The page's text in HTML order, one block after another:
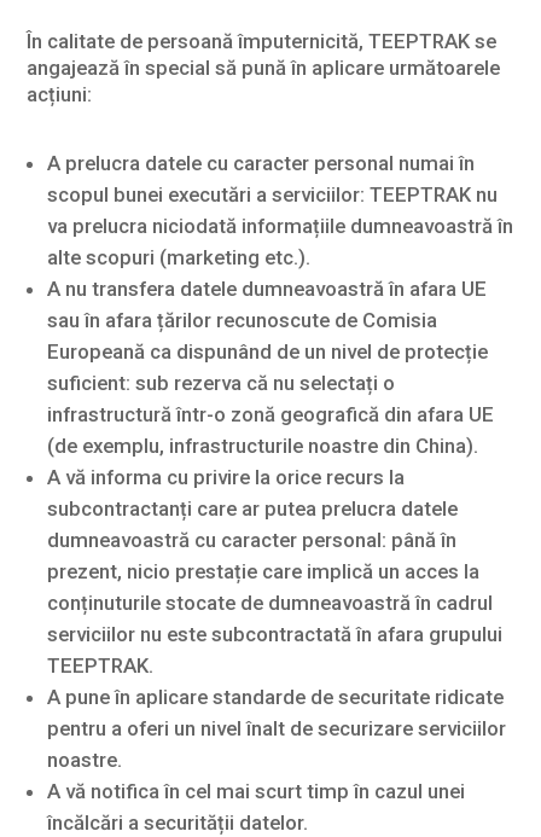
În calitate de persoană împuternicită, TEEPTRAK se
angajează în special să pună în aplicare următoarele
acțiuni:
A prelucra datele cu caracter personal numai în
scopul bunei executări a serviciilor: TEEPTRAK nu
va prelucra niciodată informațiile dumneavoastră în
alte scopuri (marketing etc.).
A nu transfera datele dumneavoastră în afara UE
sau în afara țărilor recunoscute de Comisia
Europeană ca dispunând de un nivel de protecție
suficient: sub rezerva că nu selectați o
infrastructură într-o zonă geografică din afara UE
(de exemplu, infrastructurile noastre din China).
A vă informa cu privire la orice recurs la
subcontractanți care ar putea prelucra datele
dumneavoastră cu caracter personal: până în
prezent, nicio prestație care implică un acces la
conținuturile stocate de dumneavoastră în cadrul
serviciilor nu este subcontractată în afara grupului
TEEPTRAK.
A pune în aplicare standarde de securitate ridicate
pentru a oferi un nivel înalt de securizare serviciilor
noastre.
A vă notifica în cel mai scurt timp în cazul unei
încălcări a securității datelor.